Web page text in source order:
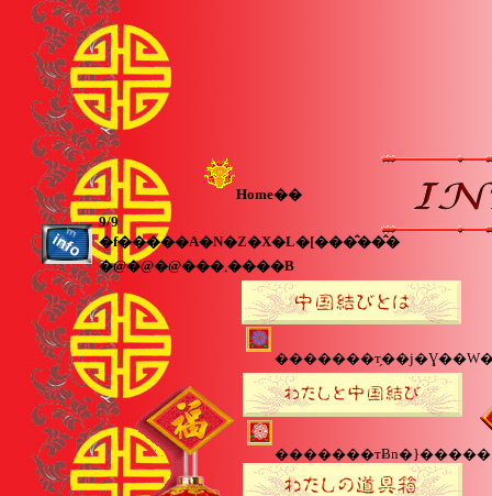
�������тɃn�}�����
Home��
9/9
�f�����A�N�Z�X�L�[���̂��̂�
�@�@�@���܂����B